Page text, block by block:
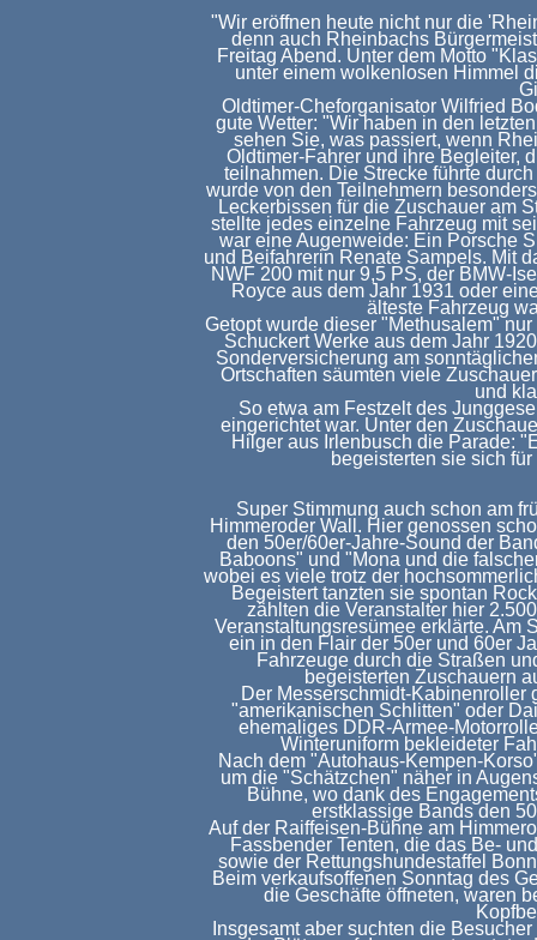
"Wir eröffnen heute nicht nur die
denn auch Rheinbachs
Freitag Abend. Unter dem Motto
unter einem wolkenlosen Himmel
Oldtimer-Cheforganisator Wilfried
gute Wetter: "Wir haben in den
sehen Sie, was passiert, wenn
Oldtimer-Fahrer und ihre Begleiter,
teilnahmen. Die Strecke führte
wurde von den Teilnehmern
Leckerbissen für die Zuschauer am
stellte jedes einzelne Fahrzeug mit
war eine Augenweide: Ein Porsche
und Beifahrerin Renate Sampels. Mit
NWF 200 mit nur 9,5 PS, der BMW-
Royce aus dem Jahr 1931 oder
älteste Fahrzeug
Getopt wurde dieser "Methusalem"
Schuckert Werke aus dem Jahr
Sonderversicherung am
Ortschaften säumten viele
und
So etwa am Festzelt des
eingerichtet war. Unter den
Hilger aus Irlenbusch die Parade:
begeisterten sie sich
Super Stimmung auch schon am
Himmeroder Wall. Hier genossen
den 50er/60er-Jahre-Sound der
Baboons" und "Mona und die
wobei es viele trotz der
Begeistert tanzten sie spontan
zählten die Veranstalter hier
Veranstaltungsresümee erklärte. Am
ein in den Flair der 50er und 60er
Fahrzeuge durch die Straßen
begeisterten Zuschauern
Der Messerschmidt-Kabinenroller
"amerikanischen Schlitten" oder
ehemaliges DDR-Armee-
Winteruniform bekleideter
Nach dem "Autohaus-Kempen-
um die "Schätzchen" näher in
Bühne, wo dank des
erstklassige Bands den
Auf der Raiffeisen-Bühne am
Fassbender Tenten, die das Be-
sowie der Rettungshundestaffel
Beim verkaufsoffenen Sonntag des
die Geschäfte öffneten, waren
Insgesamt aber suchten die